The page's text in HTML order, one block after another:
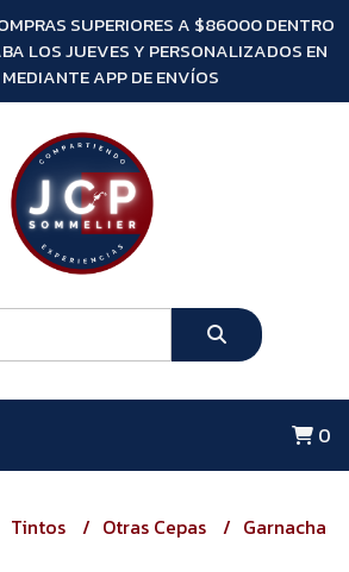
SUPERIORES A $86000 DENTRO
LOS JUEVES Y PERSONALIZADOS EN
APP DE ENVÍOS
0
Tintos Otras Cepas Garnacha